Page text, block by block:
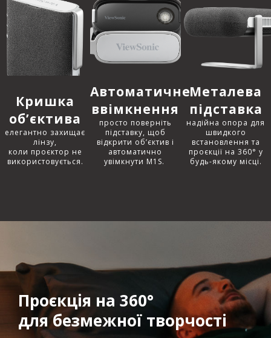
Кришка
об’єктива
елегантно захищає
лінзу,
коли проєктор не
використовується.
Автоматичне
ввімкнення
просто поверніть
підставку, щоб
відкрити об’єктив і
автоматично
увімкнути M1S. ​
Металева
підставка
надійна опора для
швидкого
встановлення та
проєкції на 360° у
будь-якому місці.​​
Проєкція на 360°
для безмежної творчості​